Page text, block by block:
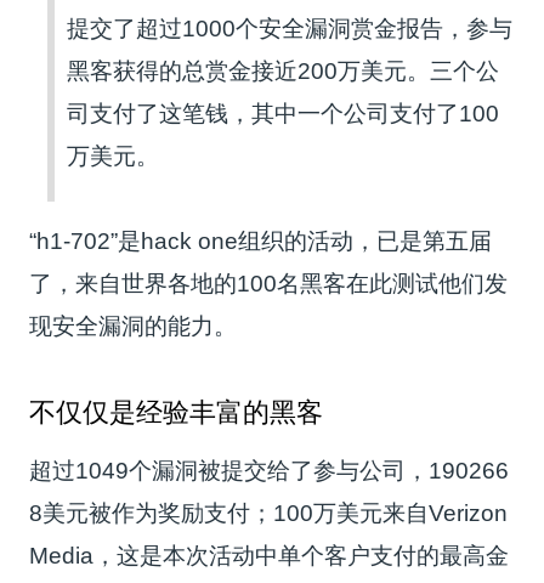
提交了超过1000个安全漏洞赏金报告，参与
黑客获得的总赏金接近200万美元。三个公
司支付了这笔钱，其中一个公司支付了100
万美元。
“h1-702”是hack one组织的活动，已是第五届
了，来自世界各地的100名黑客在此测试他们发
现安全漏洞的能力。
不仅仅是经验丰富的黑客
超过1049个漏洞被提交给了参与公司，190266
8美元被作为奖励支付；100万美元来自Verizon
Media，这是本次活动中单个客户支付的最高金